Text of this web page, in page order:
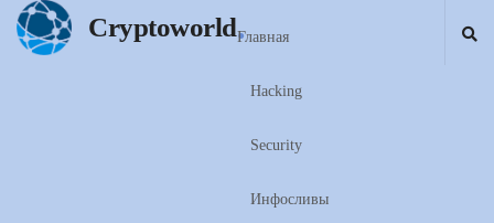
Cryptoworld.
Главная
Hacking
Security
Инфосливы